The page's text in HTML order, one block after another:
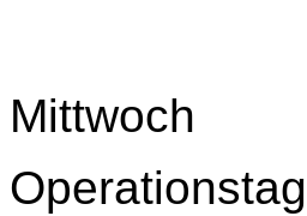
Mittwoch
Operationstag